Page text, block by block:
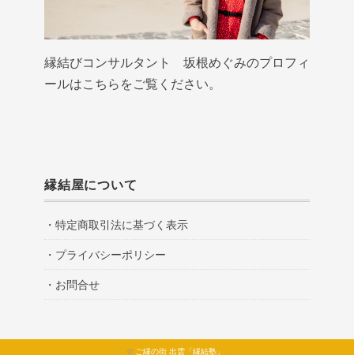
縁結びコンサルタント 坂根めぐみのプロフィ
ールはこちらをご覧ください。
縁結屋について
・特定商取引法に基づく表示
・プライバシーポリシー
・お問合せ
© ご縁の街 出雲「縁結塾」